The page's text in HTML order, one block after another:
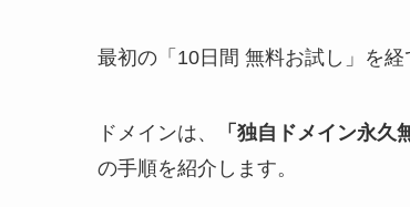
最初の「10日間 無料お試し」を経
ドメインは、 「独自ドメイン永久
の手順を紹介します。